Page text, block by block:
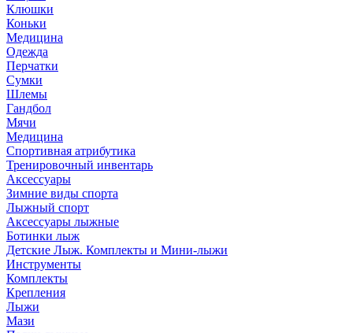
Клюшки
Коньки
Медицина
Одежда
Перчатки
Сумки
Шлемы
Гандбол
Мячи
Медицина
Спортивная атрибутика
Тренировочный инвентарь
Аксессуары
Зимние виды спорта
Лыжный спорт
Аксессуары лыжные
Ботинки лыж
Детские Лыж. Комплекты и Мини-лыжи
Инструменты
Комплекты
Крепления
Лыжи
Мази